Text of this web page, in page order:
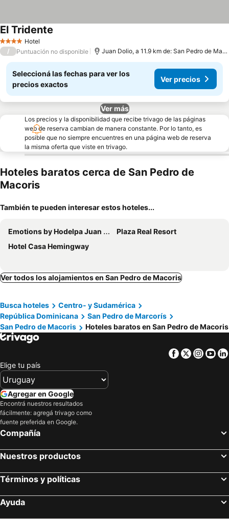
4 EstrellasHotel
El Tridente
/ Puntuación no disponible Juan Dolio, a 11.9 km de: San Pedro de Macoris
Seleccioná las fechas para ver los
precios exactos
Ver precios
Ver más
Los precios y la disponibilidad que recibe trivago de las páginas
web de reserva cambian de manera constante. Por lo tanto, es
posible que no siempre encuentres en una página web de reserva
la misma oferta que viste en trivago.
Hoteles baratos cerca de San Pedro de
Macoris
También te pueden interesar estos hoteles...
Emotions by Hodelpa Juan Dolio
Plaza Real Resort
Hotel Casa Hemingway
Ver todos los alojamientos en San Pedro de Macoris
Busca hoteles
Centro- y Sudamérica
República Dominicana
San Pedro de Marcorís
San Pedro de Macoris
Hoteles baratos en San Pedro de Macoris
Facebook
Twitter
Elige tu país
Agregar en Google
Encontrá nuestros resultados
fácilmente: agregá trivago como
fuente preferida en Google.
Compañía
Nuestros productos
Términos y políticas
Ayuda